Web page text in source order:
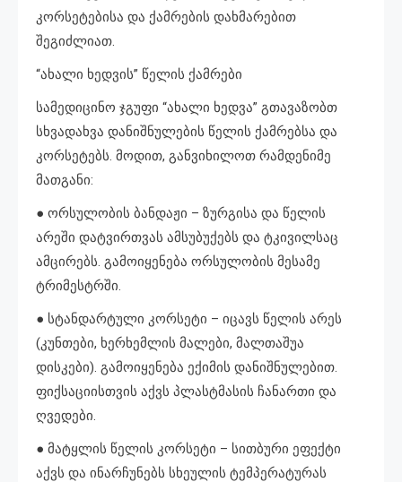
კორსეტებისა და ქამრების დახმარებით
შეგიძლიათ.
“ახალი ხედვის” წელის ქამრები
სამედიცინო ჯგუფი “ახალი ხედვა” გთავაზობთ
სხვადახვა დანიშნულების წელის ქამრებსა და
კორსეტებს. მოდით, განვიხილოთ რამდენიმე
მათგანი:
● ორსულობის ბანდაჟი – ზურგისა და წელის
არეში დატვირთვას ამსუბუქებს და ტკივილსაც
ამცირებს. გამოიყენება ორსულობის მესამე
ტრიმესტრში.
● სტანდარტული კორსეტი – იცავს წელის არეს
(კუნთები, ხერხემლის მალები, მალთაშუა
დისკები). გამოიყენება ექიმის დანიშნულებით.
ფიქსაციისთვის აქვს პლასტმასის ჩანართი და
ღვედები.
● მატყლის წელის კორსეტი – სითბური ეფექტი
აქვს და ინარჩუნებს სხეულის ტემპერატურას